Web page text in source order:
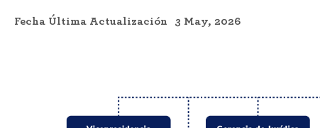
Fecha Última Actualización 3 May, 2026